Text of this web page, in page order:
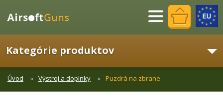
Menu
Kategórie produktov
Úvod Výstroj a doplnky Puzdrá na zbrane